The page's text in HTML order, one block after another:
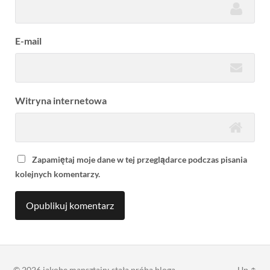
E-mail
Witryna internetowa
Zapamiętaj moje dane w tej przeglądarce podczas pisania
kolejnych komentarzy.